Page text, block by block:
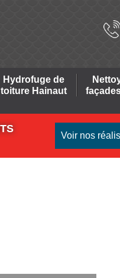
Hydrofuge de
toiture Hainaut
Voir nos